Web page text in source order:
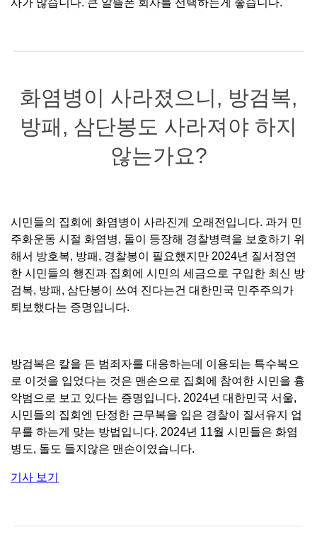
사가 많습니다. 큰 알뜰폰 회사를 선택하는게 좋습니다.
화염병이 사라졌으니, 방검복,
방패, 삼단봉도 사라져야 하지
않는가요?
시민들의 집회에 화염병이 사라진게 오래전입니다. 과거 민
주화운동 시절 화염병, 돌이 등장해 경찰병력을 보호하기 위
해서 방호복, 방패, 경찰봉이 필요했지만 2024년 질서정연
한 시민들의 행진과 집회에 시민의 세금으로 구입한 최신 방
검복, 방패, 삼단봉이 쓰여 진다는건 대한민국 민주주의가
퇴보했다는 증명입니다.
방검복은 칼을 든 범죄자를 대응하는데 이용되는 특수복으
로 이것을 입었다는 것은 맨손으로 집회에 참여한 시민을 흉
악범으로 보고 있다는 증명입니다. 2024년 대한민국 서울,
시민들의 집회엔 단정한 근무복을 입은 경찰이 질서유지 업
무를 하는게 맞는 방법입니다. 2024년 11월 시민들은 화염
병도, 돌도 들지않은 맨손이였습니다.
기사 보기